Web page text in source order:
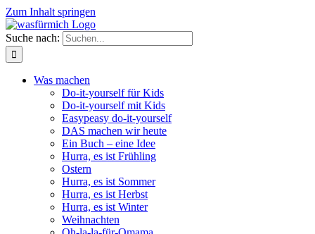
Zum Inhalt springen
Suche nach:
Was machen
Do-it-yourself für Kids
Do-it-yourself mit Kids
Easypeasy do-it-yourself
DAS machen wir heute
Ein Buch – eine Idee
Hurra, es ist Frühling
Ostern
Hurra, es ist Sommer
Hurra, es ist Herbst
Hurra, es ist Winter
Weihnachten